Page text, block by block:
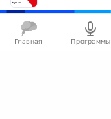
Главная Программы